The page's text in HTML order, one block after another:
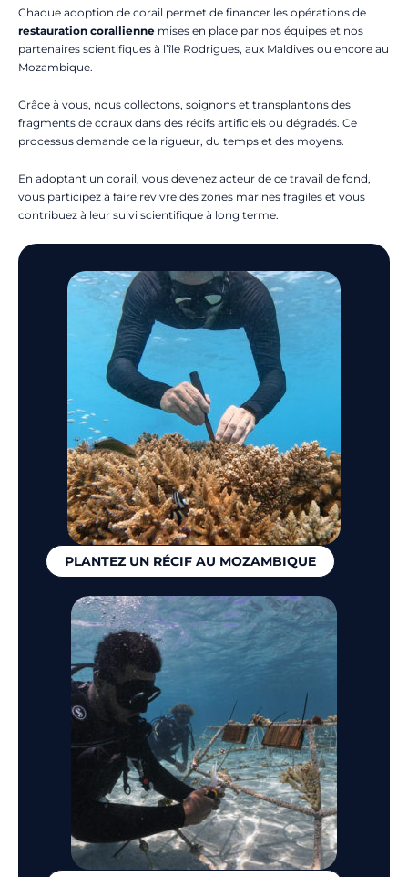
Chaque adoption de corail permet de financer les opérations de
restauration corallienne mises en place par nos équipes et nos
partenaires scientifiques à l’île Rodrigues, aux Maldives ou encore au
Mozambique.
Grâce à vous, nous collectons, soignons et transplantons des
fragments de coraux dans des récifs artificiels ou dégradés. Ce
processus demande de la rigueur, du temps et des moyens.
En adoptant un corail, vous devenez acteur de ce travail de fond,
vous participez à faire revivre des zones marines fragiles et vous
contribuez à leur suivi scientifique à long terme.
PLANTEZ UN RÉCIF AU MOZAMBIQUE